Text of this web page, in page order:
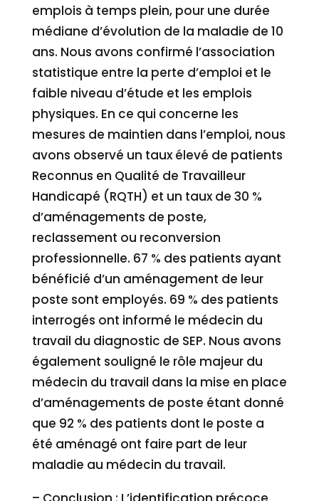
emplois à temps plein, pour une durée
médiane d’évolution de la maladie de 10
ans. Nous avons confirmé l’association
statistique entre la perte d’emploi et le
faible niveau d’étude et les emplois
physiques. En ce qui concerne les
mesures de maintien dans l’emploi, nous
avons observé un taux élevé de patients
Reconnus en Qualité de Travailleur
Handicapé (RQTH) et un taux de 30 %
d’aménagements de poste,
reclassement ou reconversion
professionnelle. 67 % des patients ayant
bénéficié d’un aménagement de leur
poste sont employés. 69 % des patients
interrogés ont informé le médecin du
travail du diagnostic de SEP. Nous avons
également souligné le rôle majeur du
médecin du travail dans la mise en place
d’aménagements de poste étant donné
que 92 % des patients dont le poste a
été aménagé ont faire part de leur
maladie au médecin du travail.